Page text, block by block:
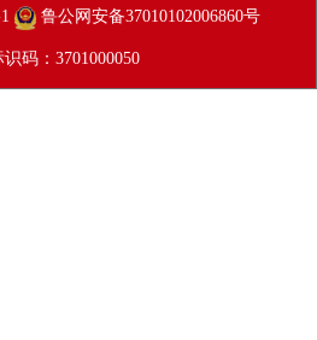
鲁公网安备37010102006860号
码：3701000050